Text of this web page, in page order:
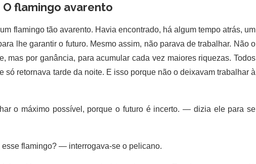
O flamingo avarento
flamingo tão avarento. Havia encontrado, há algum tempo atrás, um
lhe garantir o futuro. Mesmo assim, não parava de trabalhar. Não o
mas por ganância, para acumular cada vez maiores riquezas. Todos
só retornava tarde da noite. E isso porque não o deixavam trabalhar à
o máximo possível, porque o futuro é incerto. — dizia ele para se
flamingo? — interrogava-se o pelicano.